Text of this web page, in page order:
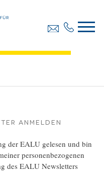
Bernd
anmelden
der EALU gelesen und bin
personenbezogenen
des EALU Newsletters